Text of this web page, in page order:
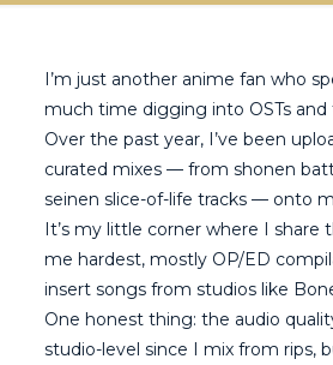
I’m just another anime fan who
much time digging into OSTs
Over the past year, I’ve been
curated mixes — from shonen
seinen slice-of-life tracks — onto
It’s my little corner where I share
me hardest, mostly OP/ED
insert songs from studios like
One honest thing: the audio
studio-level since I mix from rips,